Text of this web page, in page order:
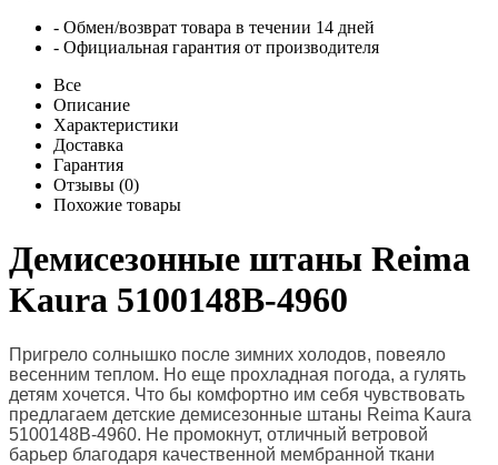
- Обмен/возврат товара в течении 14 дней
- Официальная гарантия от производителя
Все
Описание
Характеристики
Доставка
Гарантия
Отзывы (0)
Похожие товары
Демисезонные штаны Reima
Kaura 5100148B-4960
Пригрело солнышко после зимних холодов, повеяло
весенним теплом. Но еще прохладная погода, а гулять
детям хочется. Что бы комфортно им себя чувствовать
предлагаем детские демисезонные штаны Reima Kaura
5100148B-4960. Не промокнут, отличный ветровой
барьер благодаря качественной мембранной ткани